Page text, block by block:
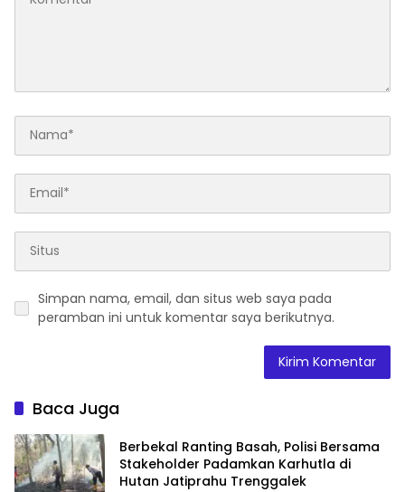
Simpan nama, email, dan situs web saya pada
peramban ini untuk komentar saya berikutnya.
Baca Juga
Berbekal Ranting Basah, Polisi Bersama
Stakeholder Padamkan Karhutla di
Hutan Jatiprahu Trenggalek